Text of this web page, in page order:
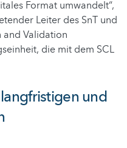
Format umwandelt“,
Leiter des SnT und
and Validation
die mit dem SCL
und